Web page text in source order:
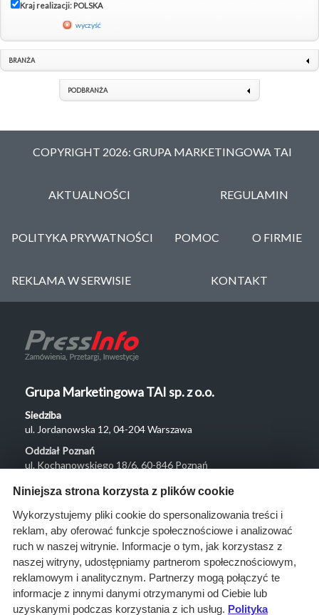
Kraj realizacji: POLSKA
wyczyść
BRANŻA
PODBRANŻA
COPYRIGHT 2026: GRUPA MARKETINGOWA TAI
AKTUALNOŚCI REGULAMIN
POLITYKA PRYWATNOŚCI POMOC O FIRMIE
REKLAMA W SERWISIE KONTAKT
Grupa Marketingowa TAI sp. z o.o.
Siedziba
ul. Jordanowska 12, 04-204 Warszawa
Oddział Poznań
ul. Kochanowskiego 18/6, 60-846 Poznań
Menu
O nas
Rozwiązania
Monitoring
przetargów
Raporty
Niniejsza strona korzysta z plików cookie
Wykorzystujemy pliki cookie do spersonalizowania treści i
reklam, aby oferować funkcje społecznościowe i analizować
ruch w naszej witrynie. Informacje o tym, jak korzystasz z
naszej witryny, udostępniamy partnerom społecznościowym,
reklamowym i analitycznym. Partnerzy mogą połączyć te
informacje z innymi danymi otrzymanymi od Ciebie lub
uzyskanymi podczas korzystania z ich usług. Polityka